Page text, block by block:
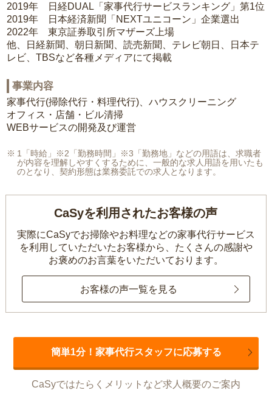
2019年 日経DUAL「家事代行サービスランキング」第1位
2019年 日本経済新聞「NEXTユニコーン」企業選出
2022年 東京証券取引所マザーズ上場
他、日経新聞、朝日新聞、読売新聞、テレビ朝日、日本テ
レビ、TBSなど各種メディアにて掲載
事業内容
家事代行(掃除代行・料理代行)、ハウスクリーニング
オフィス・店舗・ビル清掃
WEBサービスの開発及び運営
1「時給」※2「勤務時間」※3「勤務地」などの用語は、求職者
が内容を理解しやすくするために、一般的な求人用語を用いたも
のとなり、契約形態は業務委託での求人となります。
CaSyを利用されたお客様の声
実際にCaSyでお掃除やお料理などの家事代行サービス
を利用していただいたお客様から、 たくさんの感謝や
お褒めのお言葉をいただいております。
お客様の声一覧を見る
簡単1分！家事代行スタッフに応募する
CaSyではたらくメリットなど求人概要のご案内